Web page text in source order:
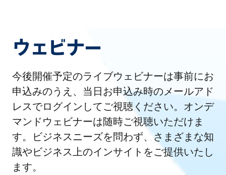
ウェビナー
今後開催予定のライブウェビナーは事前にお
申込みのうえ、当日お申込み時のメールアド
レスでログインしてご視聴ください。オンデ
マンドウェビナーは随時ご視聴いただけま
す。ビジネスニーズを問わず、さまざまな知
識やビジネス上のインサイトをご提供いたし
ます。